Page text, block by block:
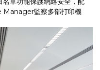
監察多部打印機